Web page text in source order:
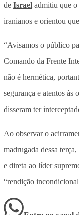
de Israel admitiu que
iranianos e orientou
“Avisamos o público
Comando da Frente
não é hermética,
segurança e atentos às
disseram ter
Ao observar o
madrugada dessa
e direta ao líder
“rendição